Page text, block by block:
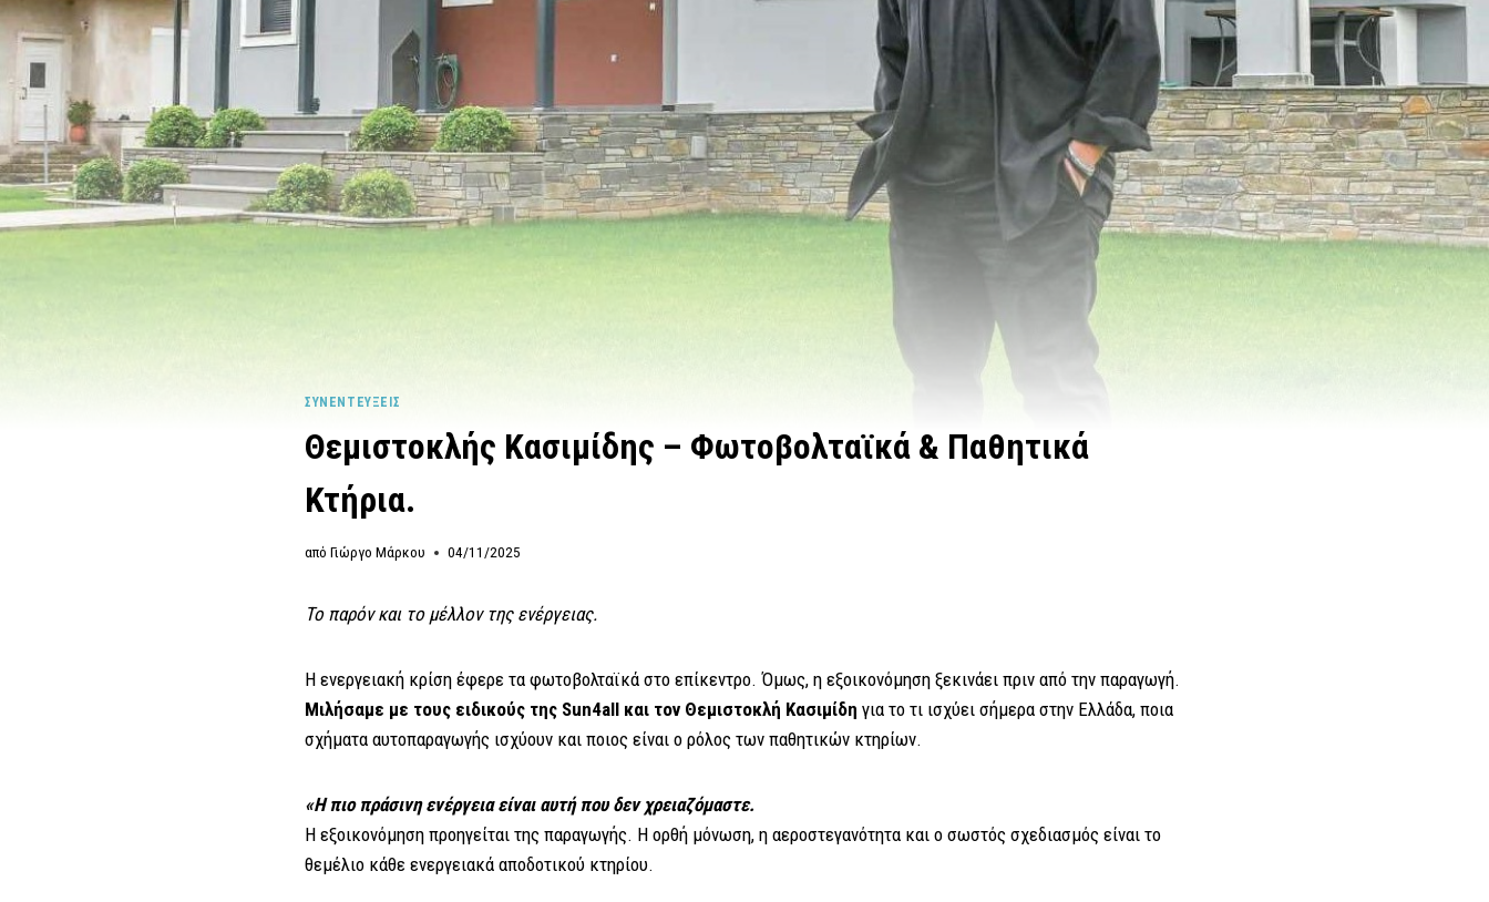
ΣΥΝΕΝΤΕΎΞΕΙΣ
Θεμιστοκλής Κασιμίδης – Φωτοβολταϊκά & Παθητικά
Κτήρια.
από Γιώργο Μάρκου 04/11/2025
Το παρόν και το μέλλον της ενέργειας.
Η ενεργειακή κρίση έφερε τα φωτοβολταϊκά στο επίκεντρο. Όμως, η εξοικονόμηση ξεκινάει πριν από την παραγωγή.
Μιλήσαμε με τους ειδικούς της Sun4all και τον Θεμιστοκλή Κασιμίδη για το τι ισχύει σήμερα στην Ελλάδα, ποια
σχήματα αυτοπαραγωγής ισχύουν και ποιος είναι ο ρόλος των παθητικών κτηρίων.
«Η πιο πράσινη ενέργεια είναι αυτή που δεν χρειαζόμαστε.
Η εξοικονόμηση προηγείται της παραγωγής. Η ορθή μόνωση, η αεροστεγανότητα και ο σωστός σχεδιασμός είναι το
θεμέλιο κάθε ενεργειακά αποδοτικού κτηρίου.